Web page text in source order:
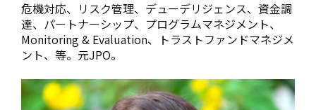
危機対応、リスク管理、デューデリジェンス、資金調
達、パートナーシップ、プログラムマネジメント、
Monitoring & Evaluation、トラストファンドマネジメ
ント、等。元JPO。